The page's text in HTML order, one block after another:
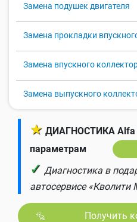
Замена подушек двигателя
Замена прокладки
Замена впускного
Замена выпускного
★ ДИАГНОСТИКА Alfa
параметрам
✓ Диагностика в
автосервисе «Кволити
Получить